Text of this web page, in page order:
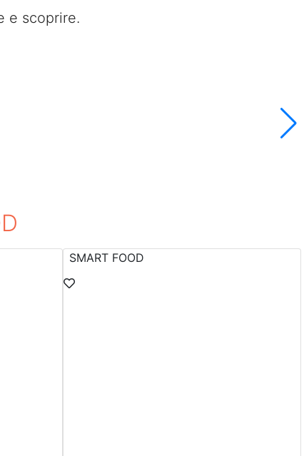
e scoprire.
SMART FOOD